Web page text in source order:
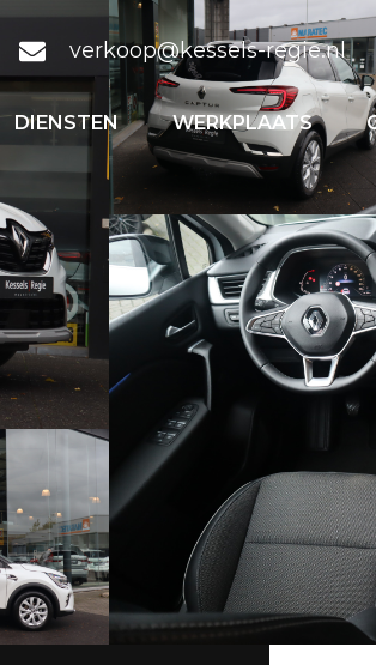
verkoop@kessels-regie.nl
DIENSTEN WERKPLAATS